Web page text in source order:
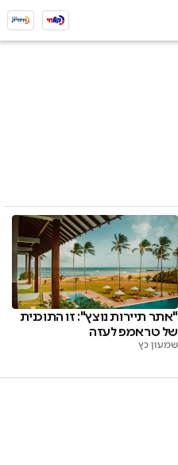
"אתר תיירות נוצץ": זו התוכנית
של טראמפ לעזה
שמעון כץ